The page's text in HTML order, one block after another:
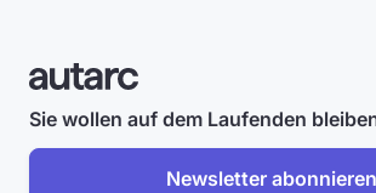
Sie wollen auf dem Laufenden
Newsletter abonnieren